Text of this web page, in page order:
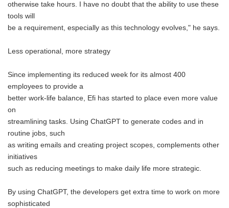
otherwise take hours. I have no doubt that the ability to use these
tools will
be a requirement, especially as this technology evolves," he says.
Less operational, more strategy
Since implementing its reduced week for its almost 400
employees to provide a
better work-life balance, Efi has started to place even more value
on
streamlining tasks. Using ChatGPT to generate codes and in
routine jobs, such
as writing emails and creating project scopes, complements other
initiatives
such as reducing meetings to make daily life more strategic.
By using ChatGPT, the developers get extra time to work on more
sophisticated